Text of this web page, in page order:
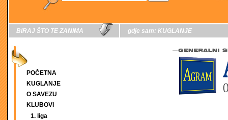
BIRAJ ŠTO TE ZANIMA
POČETNA
KUGLANJE
O SAVEZU
KLUBOVI
1. liga
gdje sam: KUGLANJE